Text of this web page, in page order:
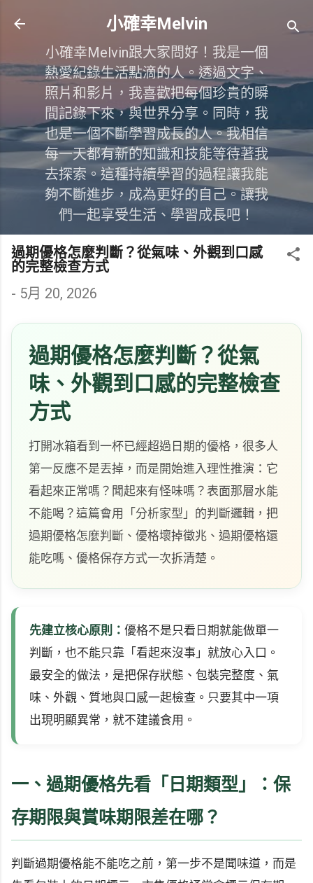
跳到主要內容
小確幸Melvin
小確幸Melvin跟大家問好！我是一個
熱愛紀錄生活點滴的人。透過文字、
照片和影片，我喜歡把每個珍貴的瞬
間記錄下來，與世界分享。同時，我
也是一個不斷學習成長的人。我相信
每一天都有新的知識和技能等待著我
去探索。這種持續學習的過程讓我能
夠不斷進步，成為更好的自己。讓我
們一起享受生活、學習成長吧！
過期優格怎麼判斷？從氣味、外觀到口感
的完整檢查方式
- 5月 20, 2026
過期優格怎麼判斷？從氣
味、外觀到口感的完整檢查
方式
打開冰箱看到一杯已經超過日期的優格，很多人
第一反應不是丟掉，而是開始進入理性推演：它
看起來正常嗎？聞起來有怪味嗎？表面那層水能
不能喝？這篇會用「分析家型」的判斷邏輯，把
過期優格怎麼判斷、優格壞掉徵兆、過期優格還
能吃嗎、優格保存方式一次拆清楚。
先建立核心原則： 優格不是只看日期就能做單一
判斷，也不能只靠「看起來沒事」就放心入口。
最安全的做法，是把保存狀態、包裝完整度、氣
味、外觀、質地與口感一起檢查。只要其中一項
出現明顯異常，就不建議食用。
一、過期優格先看「日期類型」：保
存期限與賞味期限差在哪？
判斷過期優格能不能吃之前，第一步不是聞味道，而是